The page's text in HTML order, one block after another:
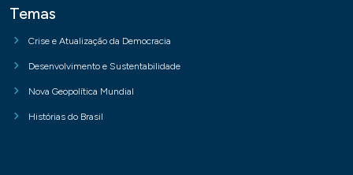
Temas
Crise e Atualização da Democracia
Desenvolvimento e Sustentabilidade
Nova Geopolítica Mundial
Histórias do Brasil